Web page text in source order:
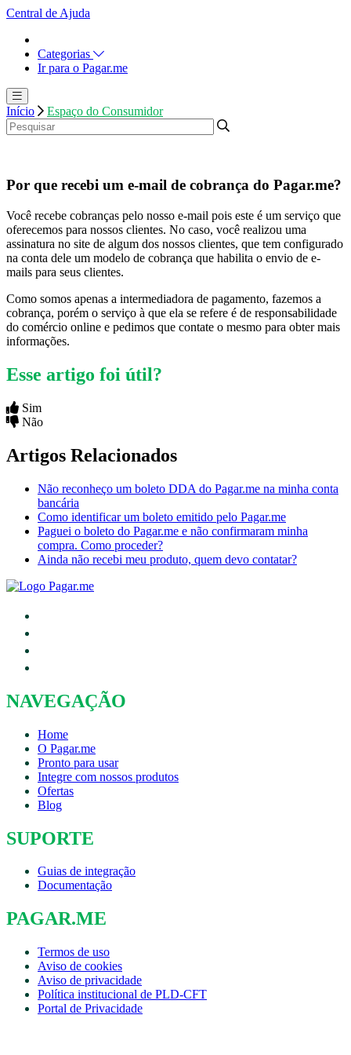
Central de Ajuda
Categorias
Ir para o Pagar.me
Início Espaço do Consumidor
Por que recebi um e-mail de cobrança do Pagar.me?
Você recebe cobranças pelo nosso e-mail pois este é um serviço que
oferecemos para nossos clientes. No caso, você realizou uma
assinatura no site de algum dos nossos clientes, que tem configurado
na conta dele um modelo de cobrança que habilita o envio de e-
mails para seus clientes.
Como somos apenas a intermediadora de pagamento, fazemos a
cobrança, porém o serviço à que ela se refere é de responsabilidade
do comércio online e pedimos que contate o mesmo para obter mais
informações.
Esse artigo foi útil?
Sim
Não
Artigos Relacionados
Não reconheço um boleto DDA do Pagar.me na minha conta
bancária
Como identificar um boleto emitido pelo Pagar.me
Paguei o boleto do Pagar.me e não confirmaram minha
compra. Como proceder?
Ainda não recebi meu produto, quem devo contatar?
NAVEGAÇÃO
Home
O Pagar.me
Pronto para usar
Integre com nossos produtos
Ofertas
Blog
SUPORTE
Guias de integração
Documentação
PAGAR.ME
Termos de uso
Aviso de cookies
Aviso de privacidade
Política institucional de PLD-CFT
Portal de Privacidade